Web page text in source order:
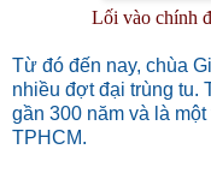
Lối vào chính
Từ đó đến nay, chùa
nhiều đợt đại trùng tu.
gần 300 năm và là
TPHCM.